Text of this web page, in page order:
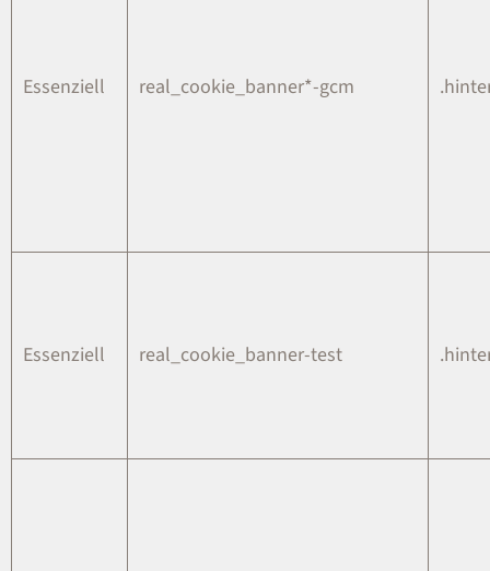
Essenziell real_cookie_banner*-gcm
Essenziell real_cookie_banner-test